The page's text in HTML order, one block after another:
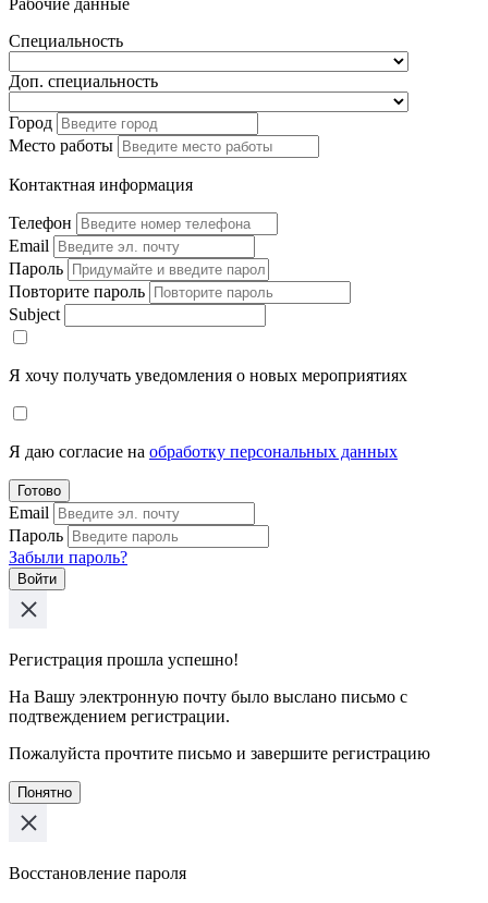
Рабочие данные
Специальность
Доп. специальность
Город
Место работы
Контактная информация
Телефон
Email
Пароль
Повторите пароль
Subject
Я хочу получать уведомления о новых мероприятиях
Я даю согласие на обработку персональных данных
Готово
Email
Пароль
Забыли пароль?
Войти
Регистрация прошла успешно!
На Вашу электронную почту было выслано письмо с
подтвеждением регистрации.
Пожалуйста прочтите письмо и завершите регистрацию
Понятно
Восстановление пароля